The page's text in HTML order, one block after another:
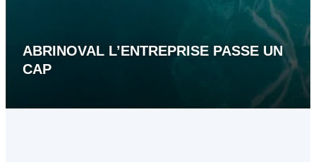
ABRINOVAL L’ENTREPRISE PASSE UN
CAP